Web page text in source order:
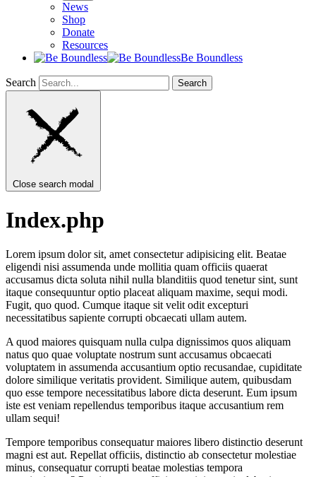
News
Shop
Donate
Resources
Be Boundless
Search Search
Close search modal
Index.php
Lorem ipsum dolor sit, amet consectetur adipisicing elit. Beatae
eligendi nisi assumenda unde mollitia quam officiis quaerat
accusamus dicta soluta nihil nulla blanditiis quod tenetur sint, sunt
itaque consequuntur optio placeat aliquam maxime, sequi modi.
Fugit, quo quod. Cumque itaque sit velit odit excepturi
necessitatibus sapiente corrupti obcaecati ullam autem.
A quod maiores quisquam nulla culpa dignissimos quos aliquam
natus quo quae voluptate nostrum sunt accusamus obcaecati
voluptatem in assumenda accusantium optio recusandae, cupiditate
dolore similique veritatis provident. Similique autem, quibusdam
quo esse tempore necessitatibus labore dicta deserunt. Eum ipsum
iste est veniam repellendus temporibus itaque accusantium rem
ullam sequi!
Tempore temporibus consequatur maiores libero distinctio deserunt
magni est aut. Repellat officiis, distinctio ab consectetur molestiae
minus, consequatur corrupti beatae molestias tempora